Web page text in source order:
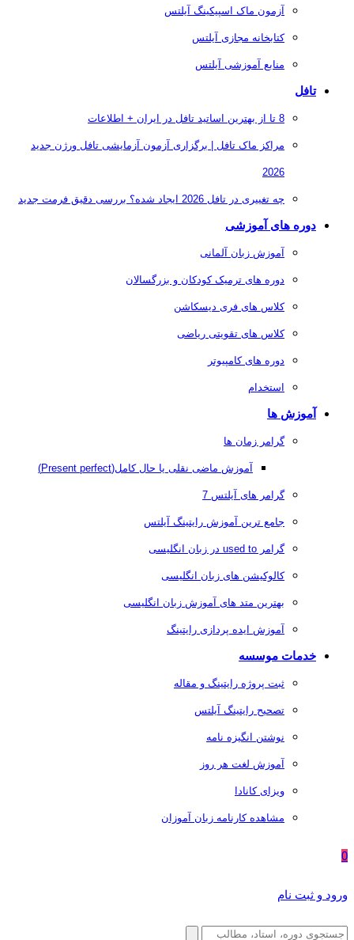
آزمون ماک اسپیکینگ آیلتس
کتابخانه مجازی آیلتس
منابع آموزشی آیلتس
تافل
8 تا از بهترین اساتید تافل در ایران + اطلاعات
مراکز ماک تافل | برگزاری آزمون آزمایشی تافل ورژن جدید
2026
چه تغییری در تافل 2026 ایجاد شده؟ بررسی دقیق فرمت جدید
دوره های آموزشی
آموزش زبان آلمانی
دوره های ترمیک کودکان و بزرگسالان
کلاس های فری دیسکاشن
کلاس های تقویتی ریاضی
دوره های کامپیوتر
استخدام
آموزش ها
گرامر زمان ها
آموزش ماضی نقلی یا حال کامل(Present perfect)
گرامر های آیلتس 7
جامع ترین آموزش رایتینگ آیلتس
گرامر used to در زبان انگلیسی
کالوکیشن های زبان انگلیسی
بهترین متد های آموزش زبان انگلیسی
آموزش ایده پردازی رایتینگ
خدمات موسسه
ثبت پروژه رایتینگ و مقاله
تصحیح رایتینگ آیلتس
نوشتن انگیزه نامه
آموزش لغت هر روز
ویزای کانادا
مشاهده کارنامه زبان آموزان
0
ورود و ثبت نام